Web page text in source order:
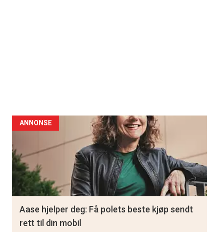
ANNONSE
Aase hjelper deg: Få polets beste kjøp sendt
rett til din mobil